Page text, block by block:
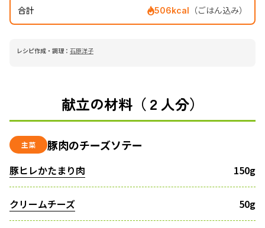
合計 506kcal （ごはん込み）
レシピ作成・調理： 石原洋子
献立の材料（２人分）
主菜 豚肉のチーズソテー
豚ヒレかたまり肉 150g
クリームチーズ 50g